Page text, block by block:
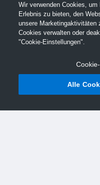
Wir verwenden Cookies,
Erlebnis zu bieten, den
unsere Marketingaktivitäten
Cookies verwalten oder
"Cookie-Einstellungen".
Alle